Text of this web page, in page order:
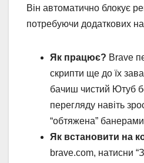
Він автоматично блокує
потребуючи додаткових
Як працює? Brave
скрипти ще до їх
бачиш чистий Ютуб
перегляду навіть
“обтяжена”
Як встановити на
brave.com, натисни